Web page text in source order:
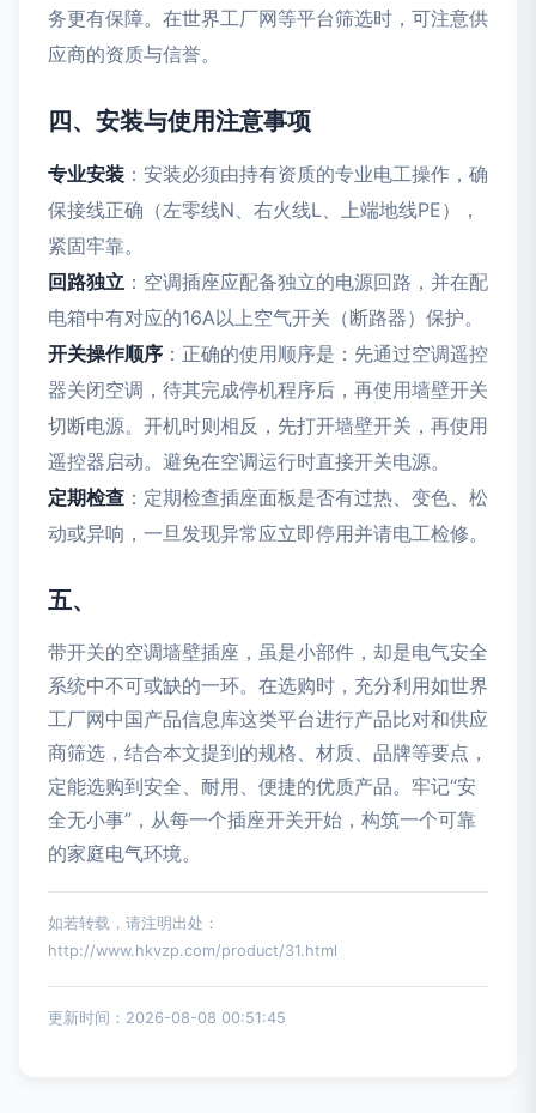
务更有保障。在世界工厂网等平台筛选时，可注意供
应商的资质与信誉。
四、安装与使用注意事项
专业安装 ：安装必须由持有资质的专业电工操作，确
保接线正确（左零线N、右火线L、上端地线PE），
紧固牢靠。
回路独立 ：空调插座应配备独立的电源回路，并在配
电箱中有对应的16A以上空气开关（断路器）保护。
开关操作顺序 ：正确的使用顺序是：先通过空调遥控
器关闭空调，待其完成停机程序后，再使用墙壁开关
切断电源。开机时则相反，先打开墙壁开关，再使用
遥控器启动。避免在空调运行时直接开关电源。
定期检查 ：定期检查插座面板是否有过热、变色、松
动或异响，一旦发现异常应立即停用并请电工检修。
五、
带开关的空调墙壁插座，虽是小部件，却是电气安全
系统中不可或缺的一环。在选购时，充分利用如世界
工厂网中国产品信息库这类平台进行产品比对和供应
商筛选，结合本文提到的规格、材质、品牌等要点，
定能选购到安全、耐用、便捷的优质产品。牢记“安
全无小事”，从每一个插座开关开始，构筑一个可靠
的家庭电气环境。
如若转载，请注明出处：
http://www.hkvzp.com/product/31.html
更新时间：2026-08-08 00:51:45